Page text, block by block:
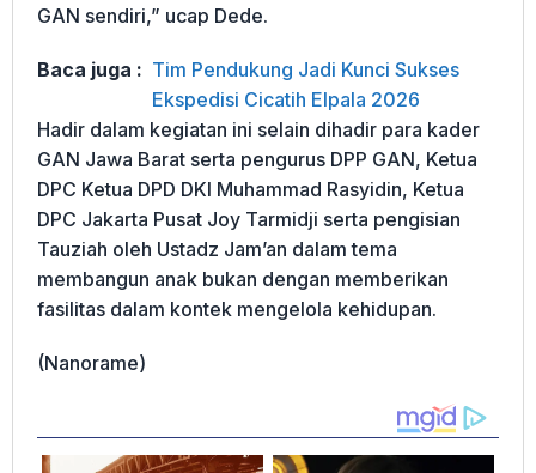
GAN sendiri,” ucap Dede.
Baca juga : Tim Pendukung Jadi Kunci Sukses
Ekspedisi Cicatih Elpala 2026
Hadir dalam kegiatan ini selain dihadir para kader
GAN Jawa Barat serta pengurus DPP GAN, Ketua
DPC Ketua DPD DKI Muhammad Rasyidin, Ketua
DPC Jakarta Pusat Joy Tarmidji serta pengisian
Tauziah oleh Ustadz Jam’an dalam tema
membangun anak bukan dengan memberikan
fasilitas dalam kontek mengelola kehidupan.
(Nanorame)